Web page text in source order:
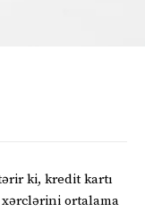
ki, kredit kartı
ortalama